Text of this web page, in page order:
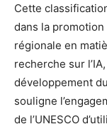
Cette
dans la
régionale en
recherche sur
développement
souligne
de l’UNESCO